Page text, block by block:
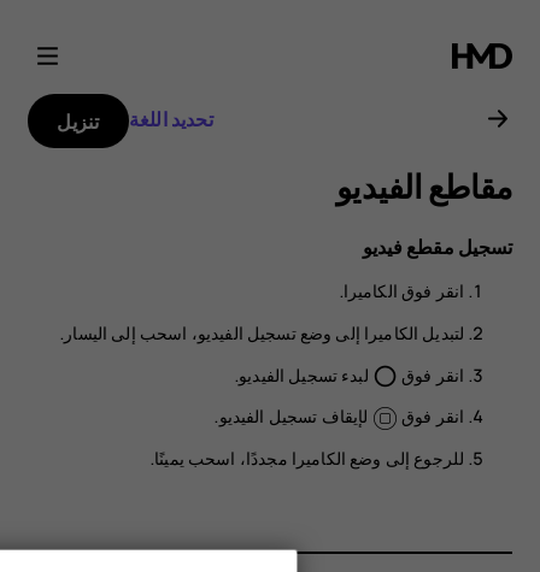
دليل
مستخدم
هاتف
Nokia
2.3
تحديد اللغة تنزيل
مقاطع الفيديو
تسجيل مقطع فيديو
انقر فوق الكاميرا.
لتبديل الكاميرا إلى وضع تسجيل الفيديو، اسحب إلى اليسار.
انقر فوق panorama_fish_eye لبدء تسجيل الفيديو.
انقر فوق
لإيقاف تسجيل الفيديو.
للرجوع إلى وضع الكاميرا مجددًا، اسحب يمينًا.